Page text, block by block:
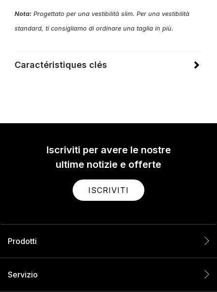
Nota: Progettato per una vestibilità slim. Per una vestibilità
standard, ti consigliamo di ordinare una taglia in più.
Caractéristiques clés
Iscriviti per avere le nostre
ultime notizie e offerte
ISCRIVITI
Prodotti
Servizio